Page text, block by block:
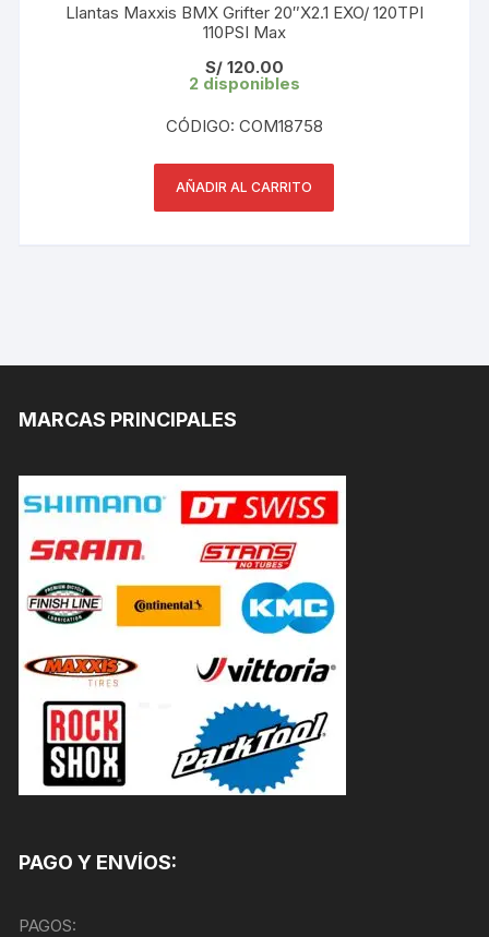
Llantas Maxxis BMX Grifter 20″X2.1 EXO/ 120TPI
110PSI Max
S/120.00
2 disponibles
CÓDIGO: COM18758
AÑADIR AL CARRITO
MARCAS PRINCIPALES
PAGO Y ENVÍOS:
PAGOS: